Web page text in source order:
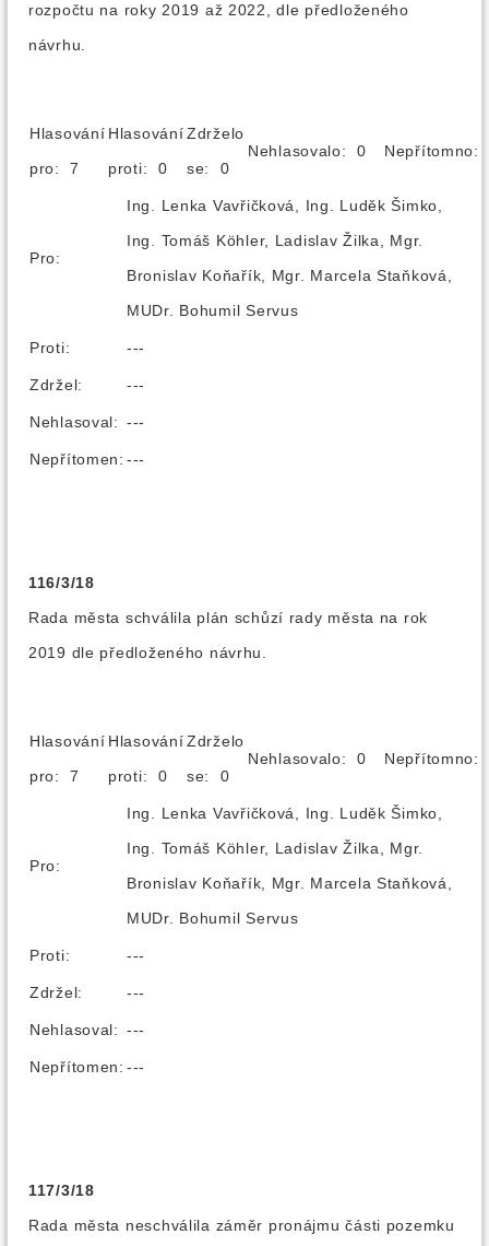
rozpočtu na roky 2019 až 2022, dle předloženého
návrhu.
Hlasování
pro: 7
Hlasování
proti: 0
Zdrželo
se: 0
Nehlasovalo: 0
Pro:
Ing. Lenka Vavřičková, Ing. Luděk Šimko,
Ing. Tomáš Köhler, Ladislav Žilka, Mgr.
Bronislav Koňařík, Mgr. Marcela Staňková,
MUDr. Bohumil Servus
Proti: ---
Zdržel: ---
Nehlasoval: ---
Nepřítomen: ---
116/3/18
Rada města schválila plán schůzí rady města na rok
2019 dle předloženého návrhu.
Hlasování
pro: 7
Hlasování
proti: 0
Zdrželo
se: 0
Nehlasovalo: 0
Pro:
Ing. Lenka Vavřičková, Ing. Luděk Šimko,
Ing. Tomáš Köhler, Ladislav Žilka, Mgr.
Bronislav Koňařík, Mgr. Marcela Staňková,
MUDr. Bohumil Servus
Proti: ---
Zdržel: ---
Nehlasoval: ---
Nepřítomen: ---
117/3/18
Rada města neschválila záměr pronájmu části pozemku